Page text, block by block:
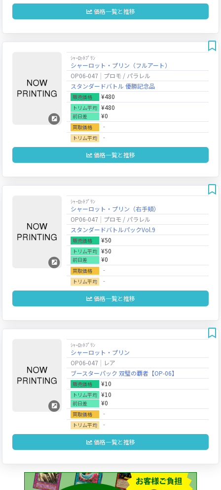
価格一覧と推移
ｼｬｰﾛｯﾄﾌﾟﾘﾝ
シャーロット・プリン（フルアート）
OP06-047
プロモ / パラレル
スタンダードバトル 優勝記念品
販売価格 ¥480
トリム平均 ¥480
前日差 ¥0
買取価格 ‐
トリム平均 ‐
価格一覧と推移
ｼｬｰﾛｯﾄﾌﾟﾘﾝ
シャーロット・プリン（右手頬）
OP06-047
プロモ / パラレル
スタンダードバトルパックVol.9
販売価格 ¥50
トリム平均 ¥50
前日差 ¥0
買取価格 ‐
トリム平均 ‐
価格一覧と推移
ｼｬｰﾛｯﾄﾌﾟﾘﾝ
シャーロット・プリン
OP06-047
レア
ブースターパック 双璧の覇者【OP-06】
販売価格 ¥10
トリム平均 ¥10
前日差 ¥0
買取価格 ‐
トリム平均 ‐
価格一覧と推移